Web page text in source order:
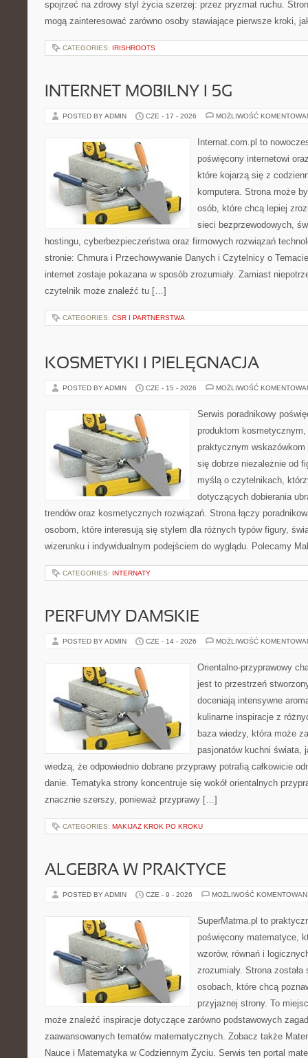
spojrzeć na zdrowy styl życia szerzej: przez pryzmat ruchu.
mogą zainteresować zarówno osoby stawiające pierwsze kroki,
CATEGORIES: IRISHROOTS
INTERNET MOBILNY I 5G
POSTED BY ADMIN CZE - 17 - 2026 MOŻLIWOŚĆ
Internat.com.pl to
poświęcony internetowi
które kojarzą się z
komputera. Strona może
osób, które chcą lepiej
sieci bezprzewodowych,
hostingu, cyberbezpieczeństwa oraz firmowych rozwiązań
stronie: Chmura i Przechowywanie Danych i Czytelnicy o
internet zostaje pokazana w sposób zrozumiały. Zamiast
czytelnik może znaleźć tu […]
CATEGORIES: CSR I PARTNERSTWA
KOSMETYKI I PIELĘGNACJA
POSTED BY ADMIN CZE - 15 - 2026 MOŻLIWOŚĆ
Serwis poradnikowy
produktom
praktycznym
się dobrze niezależnie od
myślą o czytelnikach,
dotyczących dobierania
trendów oraz kosmetycznych rozwiązań. Strona łączy
osobom, które interesują się stylem dla różnych typów figury,
wizerunku i indywidualnym podejściem do wyglądu. Polecamy
CATEGORIES: INTERNATY
PERFUMY DAMSKIE
POSTED BY ADMIN CZE - 14 - 2026 MOŻLIWOŚĆ
Orientalno-przyprawowy
jest to przestrzeń
doceniają intensywne
kulinarne inspiracje z
baza wiedzy, która może
pasjonatów kuchni świata,
wiedzą, że odpowiednio dobrane przyprawy potrafią całkowicie
danie. Tematyka strony koncentruje się wokół orientalnych
znacznie szerszy, ponieważ przyprawy […]
CATEGORIES: MAKIJAŻ KROK PO KROKU
ALGEBRA W PRAKTYCE
POSTED BY ADMIN CZE - 9 - 2026 MOŻLIWOŚĆ
SuperMatma.pl to
poświęcony matematyce,
wzorów, równań i
zrozumiały. Strona
osobach, które chcą
przyjaznej strony. To
może znaleźć inspiracje dotyczące zarówno podstawowych
zaawansowanych tematów matematycznych. Zobacz także
Nauce i Matematyka w Codziennym Życiu. Serwis ten portal